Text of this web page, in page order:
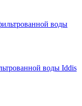
воды Iddis